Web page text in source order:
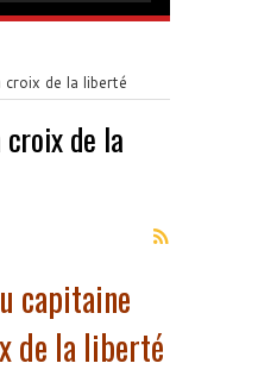
croix de la liberté
croix de la
capitaine
de la liberté